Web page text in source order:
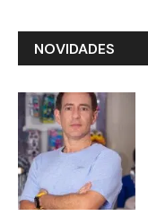
NOVIDADES